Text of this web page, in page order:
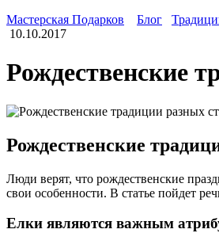
Мастерская Подарков
Блог
10.10.2017
Рождественские
Рождественские
Люди верят, что рождественские
свои особенности. В статье пойдет
Елки являются важным